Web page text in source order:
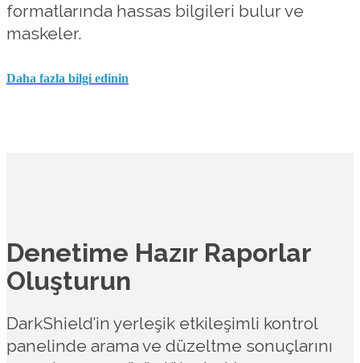
formatlarında hassas bilgileri bulur ve
maskeler.
Daha fazla bilgi edinin
Denetime Hazır Raporlar
Oluşturun
DarkShield’in yerleşik etkileşimli kontrol
panelinde arama ve düzeltme sonuçlarını